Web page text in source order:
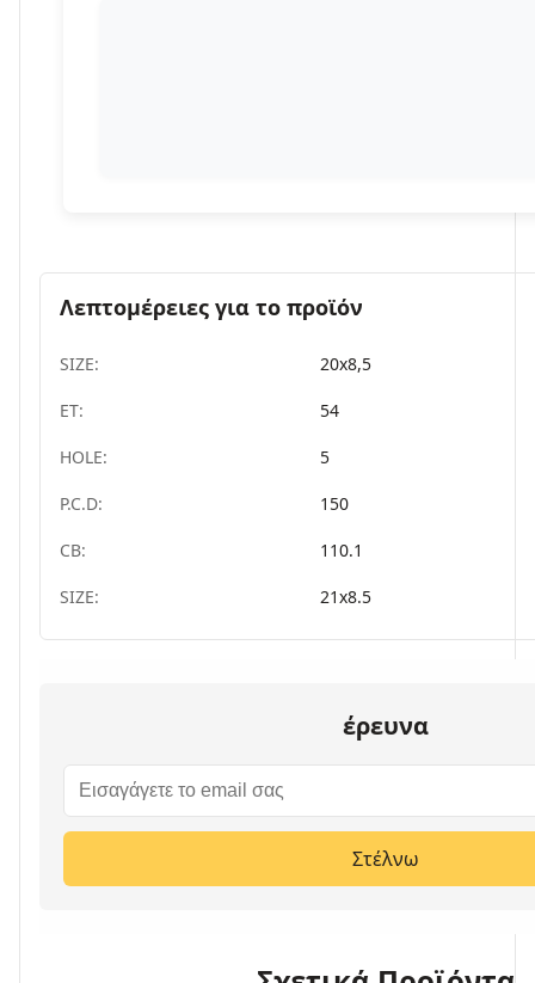
Λεπτομέρειες για το προϊόν
SIZE: 20x8,5
ET: 54
HOLE: 5
P.C.D: 150
CB: 110.1
SIZE: 21x8.5
έρευνα
Στέλνω